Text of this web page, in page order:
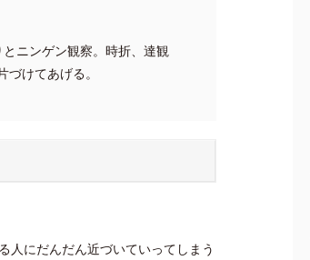
ニンゲン観察。時折、達観
けてあげる。
人にだんだん近づいていってしまう